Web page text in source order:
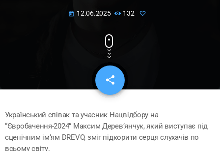
today 12.06.2025 132
share
email
Український співак та учасник Нацвідбору на
“Євробачення-2024” Максим Дерев’янчук, який виступає під
сценічним ім’ям DREVO, зміг підкорити серця слухачів по
всьому світу.